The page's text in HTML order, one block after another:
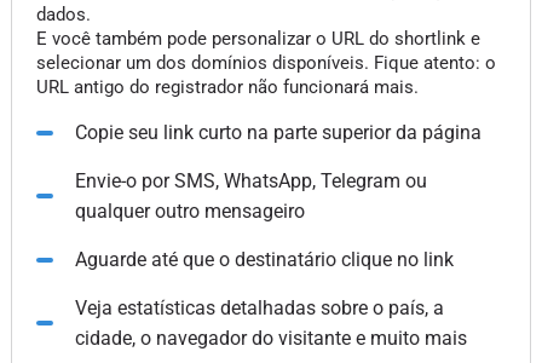
dados.
E você também pode personalizar o URL do shortlink e
selecionar um dos domínios disponíveis. Fique atento: o
URL antigo do registrador não funcionará mais.
Copie seu link curto na parte superior da página
Envie-o por SMS, WhatsApp, Telegram ou
qualquer outro mensageiro
Aguarde até que o destinatário clique no link
Veja estatísticas detalhadas sobre o país, a
cidade, o navegador do visitante e muito mais